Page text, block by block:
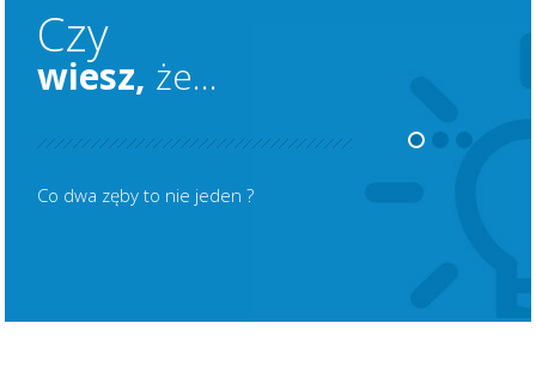
Czy
wiesz, że...
Co dwa zęby to nie jeden ?